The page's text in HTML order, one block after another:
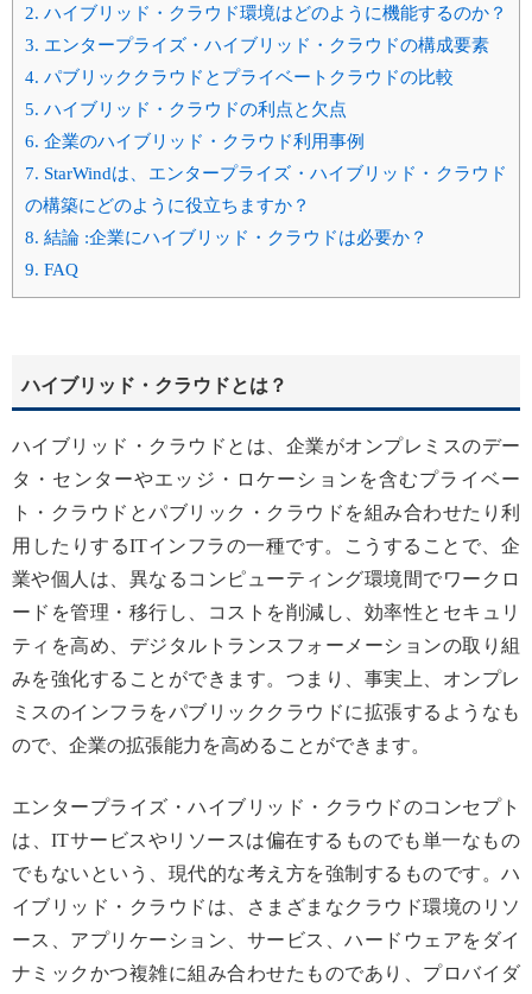
2. ハイブリッド・クラウド環境はどのように機能するのか？
3. エンタープライズ・ハイブリッド・クラウドの構成要素
4. パブリッククラウドとプライベートクラウドの比較
5. ハイブリッド・クラウドの利点と欠点
6. 企業のハイブリッド・クラウド利用事例
7. StarWindは、エンタープライズ・ハイブリッド・クラウド
の構築にどのように役立ちますか？
8. 結論 :企業にハイブリッド・クラウドは必要か？
9. FAQ
ハイブリッド・クラウドとは？
ハイブリッド・クラウドとは、企業がオンプレミスのデー
タ・センターやエッジ・ロケーションを含むプライベー
ト・クラウドとパブリック・クラウドを組み合わせたり利
用したりするITインフラの一種です。こうすることで、企
業や個人は、異なるコンピューティング環境間でワークロ
ードを管理・移行し、コストを削減し、効率性とセキュリ
ティを高め、デジタルトランスフォーメーションの取り組
みを強化することができます。つまり、事実上、オンプレ
ミスのインフラをパブリッククラウドに拡張するようなも
ので、企業の拡張能力を高めることができます。
エンタープライズ・ハイブリッド・クラウドのコンセプト
は、ITサービスやリソースは偏在するものでも単一なもの
でもないという、現代的な考え方を強制するものです。ハ
イブリッド・クラウドは、さまざまなクラウド環境のリソ
ース、アプリケーション、サービス、ハードウェアをダイ
ナミックかつ複雑に組み合わせたものであり、プロバイダ